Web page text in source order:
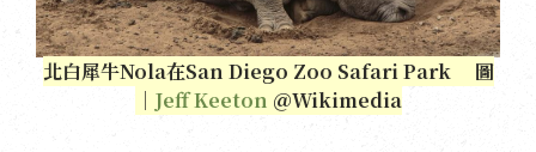
北白犀牛Nola在San Diego Zoo Safari Park 圖
｜ Jeff Keeton ＠Wikimedia